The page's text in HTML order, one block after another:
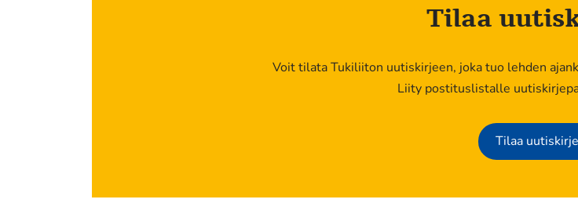
Tilaa
Voit tilata Tukiliiton uutiskirjeen, joka tuo lehden
Liity postituslistalle
Tilaa uutiskirje
(siirryt